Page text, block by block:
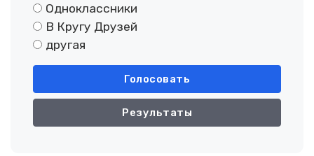
Одноклассники
В Кругу Друзей
другая
Голосовать
Результаты